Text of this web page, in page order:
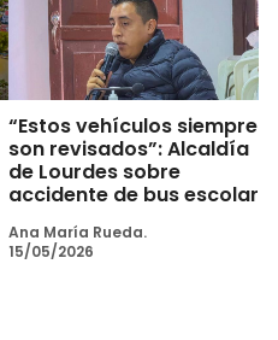
“Estos vehículos siempre
son revisados”: Alcaldía
de Lourdes sobre
accidente de bus escolar
Ana María Rueda.
15/05/2026